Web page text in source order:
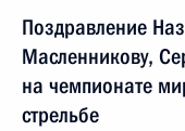
Поздравление
Масленникову,
на чемпионате
стрельбе